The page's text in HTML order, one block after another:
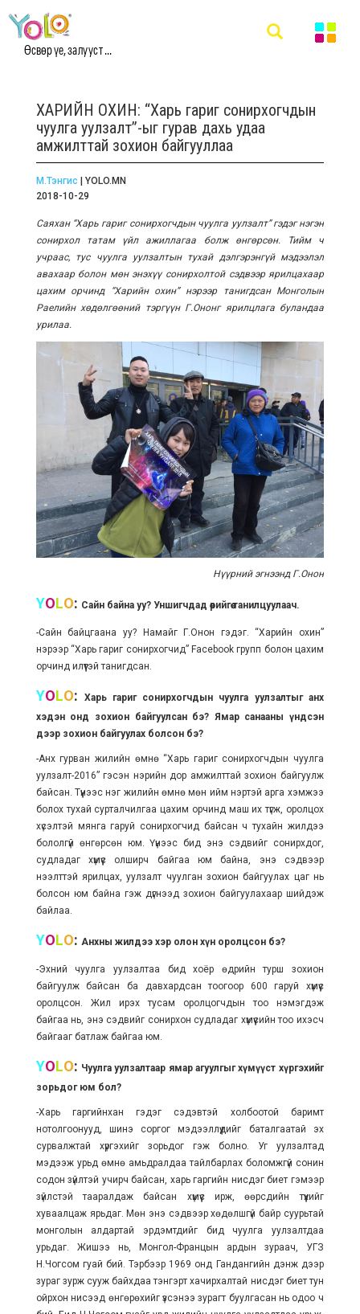
Өсвөр үе, залууст ...
ХАРИЙН ОХИН: “Харь гариг сонирхогчдын
чуулга уулзалт”-ыг гурав дахь удаа
амжилттай зохион байгууллаа
М.Тэнгис | YOLO.MN
2018-10-29
Саяхан “Харь гариг сонирхогчдын чуулга уулзалт” гэдэг нэгэн
сонирхол татам үйл ажиллагаа болж өнгөрсөн. Тийм ч
учраас, тус чуулга уулзалтын тухай дэлгэрэнгүй мэдээлэл
авахаар болон мөн энэхүү сонирхолтой сэдвээр ярилцахаар
цахим орчинд “Харийн охин” нэрээр танигдсан Монголын
Раелийн хөдөлгөөний тэргүүн Г.Ононг ярилцлага буландаа
урилаа.
Нүүрний эгнээнд Г.Онон
YOLO: Сайн байна уу? Уншигчдад өөрийгөө танилцуулаач.
-Сайн байцгаана уу? Намайг Г.Онон гэдэг. “Харийн охин”
нэрээр “Харь гариг сонирхогчид” Facebook групп болон цахим
орчинд илүүтэй танигдсан.
YOLO:
Харь гариг сонирхогчдын чуулга уулзалтыг анх
хэдэн онд зохион байгуулсан бэ? Ямар санааны үндсэн
дээр зохион байгуулах болсон бэ?
-Анх гурван жилийн өмнө “Харь гариг сонирхогчдын чуулга
уулзалт-2016” гэсэн нэрийн дор амжилттай зохион байгуулж
байсан. Түүнээс нэг жилийн өмнө мөн ийм нэртэй арга хэмжээ
болох тухай сурталчилгаа цахим орчинд маш их түгж, оролцох
хүсэлтэй мянга гаруй сонирхогчид байсан ч тухайн жилдээ
бололгүй өнгөрсөн юм. Үүнээс бид энэ сэдвийг сонирхдог,
судладаг хүмүүс олширч байгаа юм байна, энэ сэдвээр
нээлттэй ярилцах, уулзалт чуулган зохион байгуулах цаг нь
болсон юм байна гэж дүгнээд зохион байгуулахаар шийдэж
байлаа.
YOLO: Анхны жилдээ хэр олон хүн оролцсон бэ?
-Эхний чуулга уулзалтаа бид хоёр өдрийн турш зохион
байгуулж байсан ба давхардсан тоогоор 600 гаруй хүмүүс
оролцсон. Жил ирэх тусам оролцогчдын тоо нэмэгдэж
байгаа нь, энэ сэдвийг сонирхон судладаг хүмүүсийн тоо ихэсч
байгааг батлаж байгаа юм.
YOLO: Чуулга уулзалтаар ямар агуулгыг хүмүүст хүргэхийг
зорьдог юм бол?
-Харь гаргийнхан гэдэг сэдэвтэй холбоотой баримт
нотолгоонууд, шинэ соргог мэдээллүүдийг баталгаатай эх
сурвалжтай хүргэхийг зорьдог гэж болно. Уг уулзалтад
мэдээж урьд өмнө амьдралдаа тайлбарлах боломжгүй сонин
содон зүйлтэй учирч байсан, харь гаргийн нисдэг биет гэмээр
зүйлстэй тааралдаж байсан хүмүүс ирж, өөрсдийн түүхийг
хуваалцаж ярьдаг. Мөн энэ сэдвээр хөдөлшгүй байр суурьтай
монголын алдартай эрдэмтдийг бид чуулга уулзалтдаа
урьдаг. Жишээ нь, Монгол-Францын ардын зураач, УГЗ
Н.Чогсом гуай бий. Тэрбээр 1969 онд Гандангийн дэнж дээр
зураг зурж сууж байхдаа тэнгэрт хачирхалтай нисдэг биет тун
ойрхон нисээд өнгөрөхийг үзсэнээ зурагт буулгасан нь одоо ч